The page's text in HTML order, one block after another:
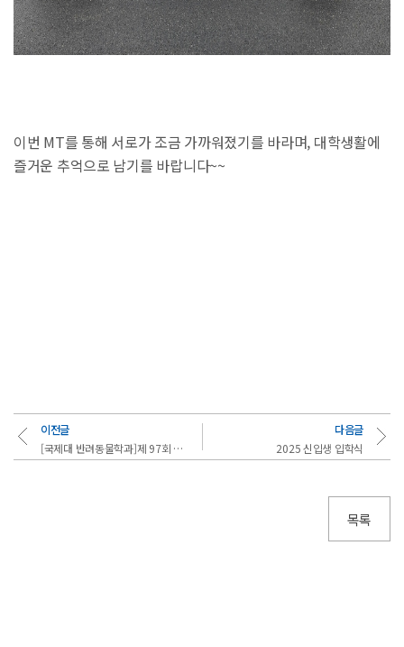
이번 MT를 통해 서로가 조금 가까워졌기를 바라며, 대학생활에
즐거운 추억으로 남기를 바랍니다~~
이전글
[국제대 반려동물학과]제 97회 KKF 전국종합훈련 경기대회 수상
다음글
2025 신입생 입학식
목록